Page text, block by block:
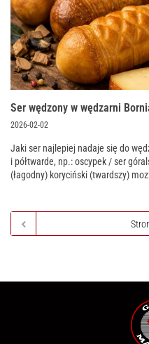
Ser wędzony w wędzarni
2026-02-02
Jaki ser najlepiej nadaje się do
i półtwarde, np.: oscypek / ser góralski gouda, edam, emmentaler cheddar
(łagodny) koryciński (twardszy) mozzarella tylko w wersji twardszej (nie